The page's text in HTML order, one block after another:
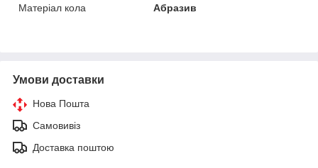
Матеріал кола
Абразив
Умови доставки
Нова Пошта
Самовивіз
Доставка поштою